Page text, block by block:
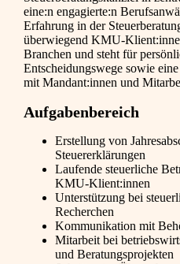
eine:n engagierte:n
Erfahrung in der
überwiegend KMU-
Branchen und steht für
Entscheidungswege sowie
mit Mandant:innen und
Aufgabenbereich
Erstellung von
Steuererklärungen
Laufende steuerliche
KMU-Klient:innen
Unterstützung bei
Recherchen
Kommunikation mit
Mitarbeit bei
und Beratungsprojekten